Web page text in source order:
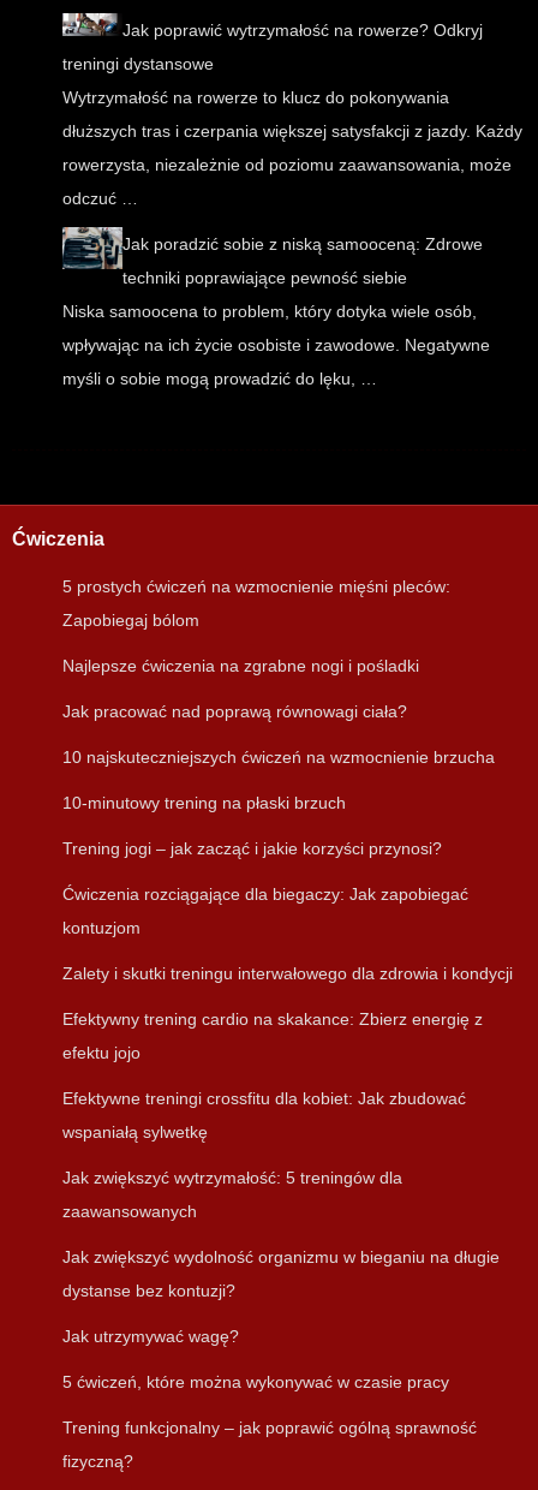
Jak poprawić wytrzymałość na rowerze? Odkryj
treningi dystansowe
Wytrzymałość na rowerze to klucz do pokonywania
dłuższych tras i czerpania większej satysfakcji z jazdy. Każdy
rowerzysta, niezależnie od poziomu zaawansowania, może
odczuć …
Jak poradzić sobie z niską samooceną: Zdrowe
techniki poprawiające pewność siebie
Niska samoocena to problem, który dotyka wiele osób,
wpływając na ich życie osobiste i zawodowe. Negatywne
myśli o sobie mogą prowadzić do lęku, …
Ćwiczenia
5 prostych ćwiczeń na wzmocnienie mięśni pleców:
Zapobiegaj bólom
Najlepsze ćwiczenia na zgrabne nogi i pośladki
Jak pracować nad poprawą równowagi ciała?
10 najskuteczniejszych ćwiczeń na wzmocnienie brzucha
10-minutowy trening na płaski brzuch
Trening jogi – jak zacząć i jakie korzyści przynosi?
Ćwiczenia rozciągające dla biegaczy: Jak zapobiegać
kontuzjom
Zalety i skutki treningu interwałowego dla zdrowia i kondycji
Efektywny trening cardio na skakance: Zbierz energię z
efektu jojo
Efektywne treningi crossfitu dla kobiet: Jak zbudować
wspaniałą sylwetkę
Jak zwiększyć wytrzymałość: 5 treningów dla
zaawansowanych
Jak zwiększyć wydolność organizmu w bieganiu na długie
dystanse bez kontuzji?
Jak utrzymywać wagę?
5 ćwiczeń, które można wykonywać w czasie pracy
Trening funkcjonalny – jak poprawić ogólną sprawność
fizyczną?